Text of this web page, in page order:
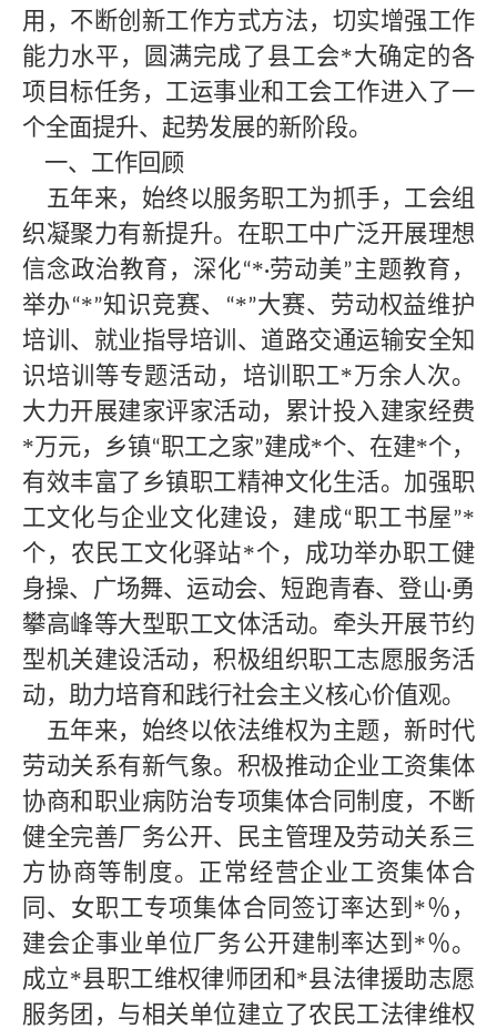
用，不断创新工作方式方法，切实增强工作
能力水平，圆满完成了县工会*大确定的各
项目标任务，工运事业和工会工作进入了一
个全面提升、起势发展的新阶段。
一、工作回顾
五年来，始终以服务职工为抓手，工会组
织凝聚力有新提升。在职工中广泛开展理想
信念政治教育，深化“*·劳动美”主题教育，
举办“*”知识竞赛、 “*”大赛、劳动权益维护
培训、就业指导培训、道路交通运输安全知
识培训等专题活动，培训职工*万余人次。
大力开展建家评家活动，累计投入建家经费
*万元，乡镇“职工之家”建成*个、在建*个，
有效丰富了乡镇职工精神文化生活。加强职
工文化与企业文化建设，建成“职工书屋”*
个，农民工文化驿站*个，成功举办职工健
身操、广场舞、运动会、短跑青春、登山·勇
攀高峰等大型职工文体活动。牵头开展节约
型机关建设活动，积极组织职工志愿服务活
动，助力培育和践行社会主义核心价值观。
五年来，始终以依法维权为主题，新时代
劳动关系有新气象。积极推动企业工资集体
协商和职业病防治专项集体合同制度，不断
健全完善厂务公开、民主管理及劳动关系三
方协商等制度。正常经营企业工资集体合
同、女职工专项集体合同签订率达到*％，
建会企事业单位厂务公开建制率达到 *％。
成立*县职工维权律师团和*县法律援助志愿
服务团，与相关单位建立了农民工法律维权